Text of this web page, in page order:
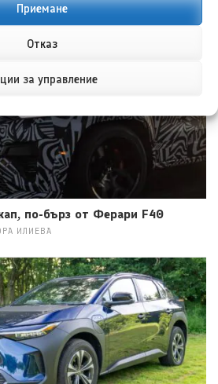
Приемане
Отказ
за управление
ли е от всякога?
по-бърз от Ферари F40
ИЛИЕВА